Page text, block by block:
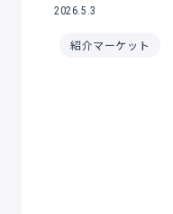
2026.5.3
紹介マーケット